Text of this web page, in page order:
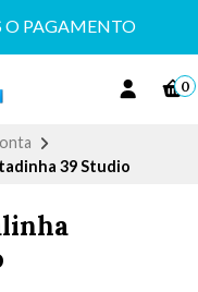
O PAGAMENTO
0
39 Studio